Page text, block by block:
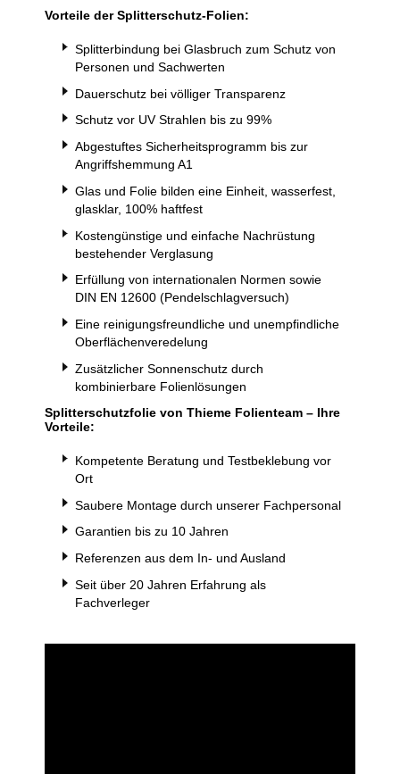
Vorteile der Splitterschutz-Folien:
Splitterbindung bei Glasbruch zum Schutz von
Personen und Sachwerten
Dauerschutz bei völliger Transparenz
Schutz vor UV Strahlen bis zu 99%
Abgestuftes Sicherheitsprogramm bis zur
Angriffshemmung A1
Glas und Folie bilden eine Einheit, wasserfest,
glasklar, 100% haftfest
Kostengünstige und einfache Nachrüstung
bestehender Verglasung
Erfüllung von internationalen Normen sowie
DIN EN 12600 (Pendelschlagversuch)
Eine reinigungsfreundliche und unempfindliche
Oberflächenveredelung
Zusätzlicher Sonnenschutz durch
kombinierbare Folienlösungen
Splitterschutzfolie von Thieme Folienteam – Ihre
Vorteile:
Kompetente Beratung und Testbeklebung vor
Ort
Saubere Montage durch unserer Fachpersonal
Garantien bis zu 10 Jahren
Referenzen aus dem In- und Ausland
Seit über 20 Jahren Erfahrung als
Fachverleger